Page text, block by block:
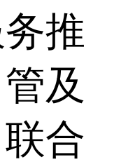
推
及
合